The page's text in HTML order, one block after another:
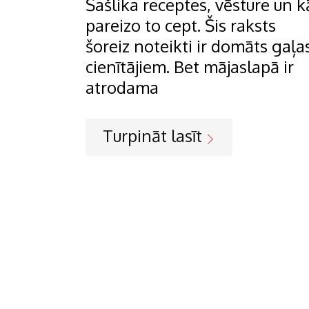
Šašlika receptes, vēsture un
pareizo to cept. Šis raksts
šoreiz noteikti ir domāts
cienītājiem. Bet mājaslapā ir
atrodama
Turpināt lasīt